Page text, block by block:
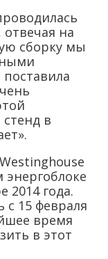
отвечая на
сборку мы
в
2014 года.
с 15 февраля
время
в этот